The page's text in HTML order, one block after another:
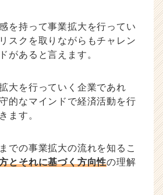
を持って事業拡大を行ってい
スクを取りながらもチャレン
があると言えます。
大を行っていく企業であれ
的なマインドで経済活動を行
ます。
での事業拡大の流れを知るこ
とそれに基づく方向性の理解